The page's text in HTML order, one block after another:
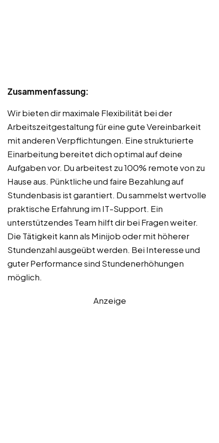
Zusammenfassung:
Wir bieten dir maximale Flexibilität bei der
Arbeitszeitgestaltung für eine gute Vereinbarkeit
mit anderen Verpflichtungen. Eine strukturierte
Einarbeitung bereitet dich optimal auf deine
Aufgaben vor. Du arbeitest zu 100% remote von zu
Hause aus. Pünktliche und faire Bezahlung auf
Stundenbasis ist garantiert. Du sammelst wertvolle
praktische Erfahrung im IT-Support. Ein
unterstützendes Team hilft dir bei Fragen weiter.
Die Tätigkeit kann als Minijob oder mit höherer
Stundenzahl ausgeübt werden. Bei Interesse und
guter Performance sind Stundenerhöhungen
möglich.
Anzeige